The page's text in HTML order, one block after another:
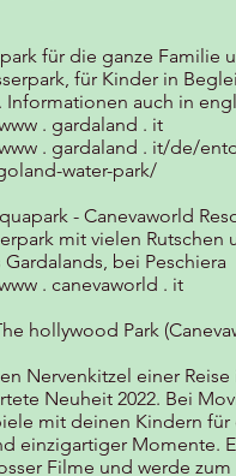
für die ganze Familie
für Kinder in
Informationen auch in
. gardaland . it
. gardaland . it/de/
water-park/
- Canevaworld
mit vielen Rutschen
bei Peschiera
. canevaworld . it
hollywood Park
Nervenkitzel einer Reise
Neuheit 2022. Bei
mit deinen Kindern für
einzigartiger Momente.
Filme und werde